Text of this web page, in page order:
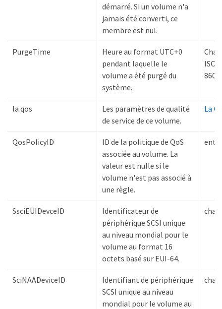
démarré. Si un volume n'a
jamais été converti, ce
membre est nul.
PurgeTime
Heure au format UTC+0
pendant laquelle le
volume a été purgé du
système.
ISO
8601
la qos
Les paramètres de qualité
de service de ce volume.
La
QosPolicyID
ID de la politique de QoS
associée au volume. La
valeur est nulle si le
volume n'est pas associé à
une règle.
SsciEUIDevceID
Identificateur de
périphérique SCSI unique
au niveau mondial pour le
volume au format 16
octets basé sur EUI-64.
SciNAADeviceID
Identifiant de périphérique
SCSI unique au niveau
mondial pour le volume au